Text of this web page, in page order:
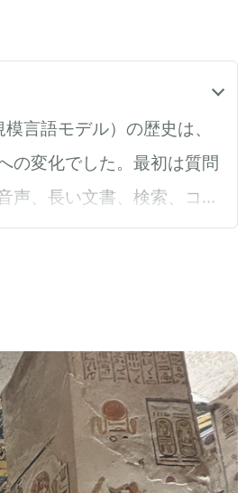
言語モデル）の歴史は、
の変化でした。最初は質問
声、長い文書、検索、コー
ました。 そして、もうひ
、Google DeepMindの